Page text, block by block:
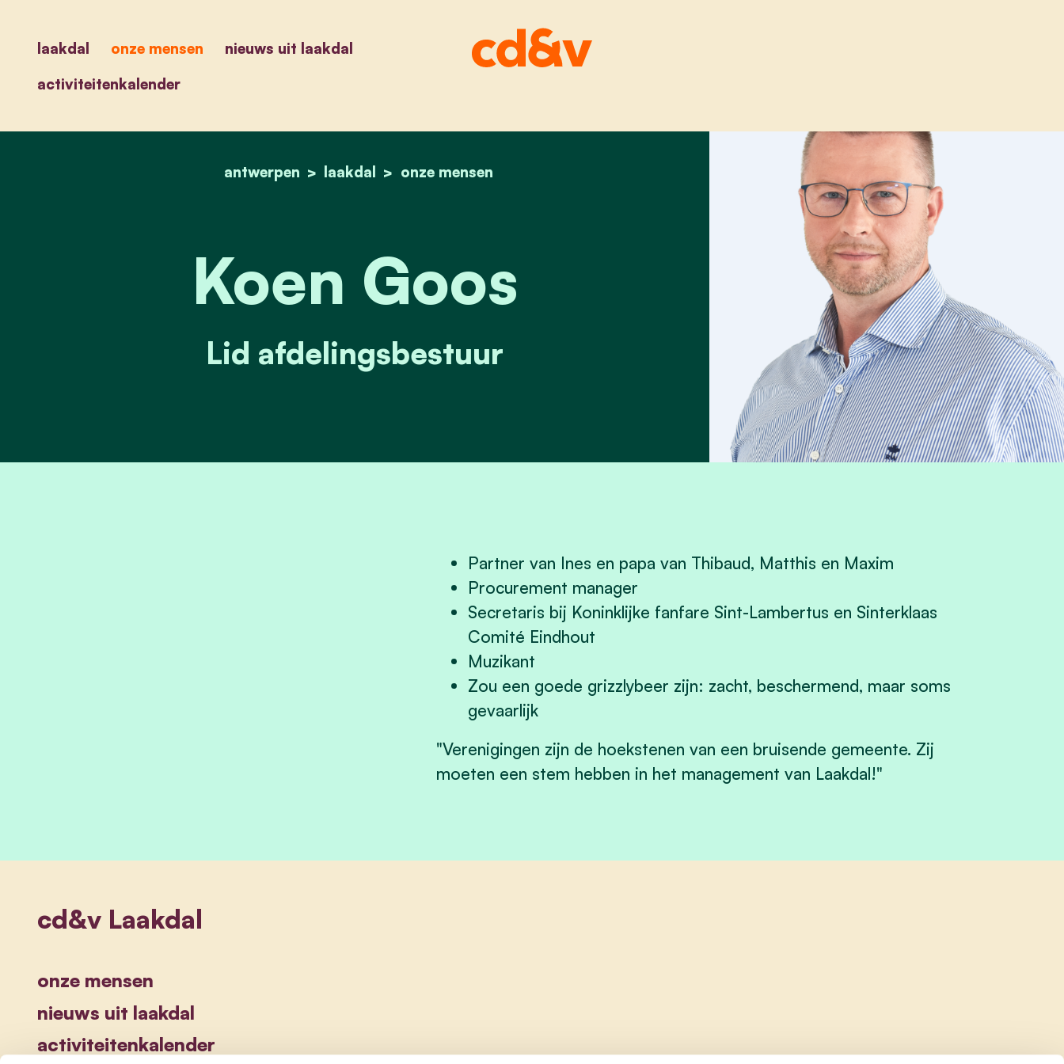
laakdal onze mensen
nieuws uit laakdal
activiteitenkalender
home
antwerpen laakdal onze mensen
koen goos
Koen Goos
Lid afdelingsbestuur
Partner van Ines en papa van Thibaud, Matthis en Maxim
Procurement manager
Secretaris bij Koninklijke fanfare Sint-Lambertus en Sinterklaas
Comité Eindhout
Muzikant
Zou een goede grizzlybeer zijn: zacht, beschermend, maar soms
gevaarlijk
"Verenigingen zijn de hoekstenen van een bruisende gemeente. Zij
moeten een stem hebben in het management van Laakdal!"
cd&v Laakdal
onze mensen
nieuws uit laakdal
activiteitenkalender